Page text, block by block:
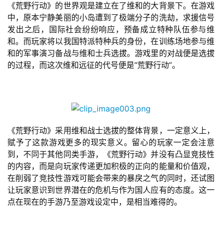
首
页
游
茶
原
创
《荒野行动》的世界观是建立在了维和的大背景下。在游戏
中，原本宁静美丽的小岛遭到了极端分子的洗劫，求援信号
发出之后，国际社会纷纷响应，预备成立特种队伍参与维
和。而玩家将以我国特派特种兵的身份，在训练场地参与维
和的军事演习备战与维和士兵选拔。游戏里的对战便是选拔
的过程，而这次维和远征的代号便是“荒野行动”。
《荒野行动》采用维和战士选拔的整体背景，一定意义上，
赋予了这款游戏更多的现实意义。留心的玩家一定会注意
到，不同于其他同类手游，《荒野行动》并没有凸显竞技性
的内容，而是向玩家传递更加积极的正向的能量和价值观，
在削弱了竞技性游戏可能会带来的暴戾之气的同时，还试图
让玩家意识到世界潜在的危机与作为国人应有的态度。这一
点在现在的手游乃至游戏设定中，是相当难得的。